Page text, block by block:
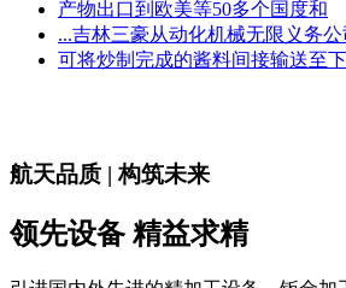
产物出口到欧美等50多个国度和
...吉林三豪从动化机械无限义务
可将炒制完成的酱料间接输送至
航天品质 | 构筑未来
领先设备 精益求精